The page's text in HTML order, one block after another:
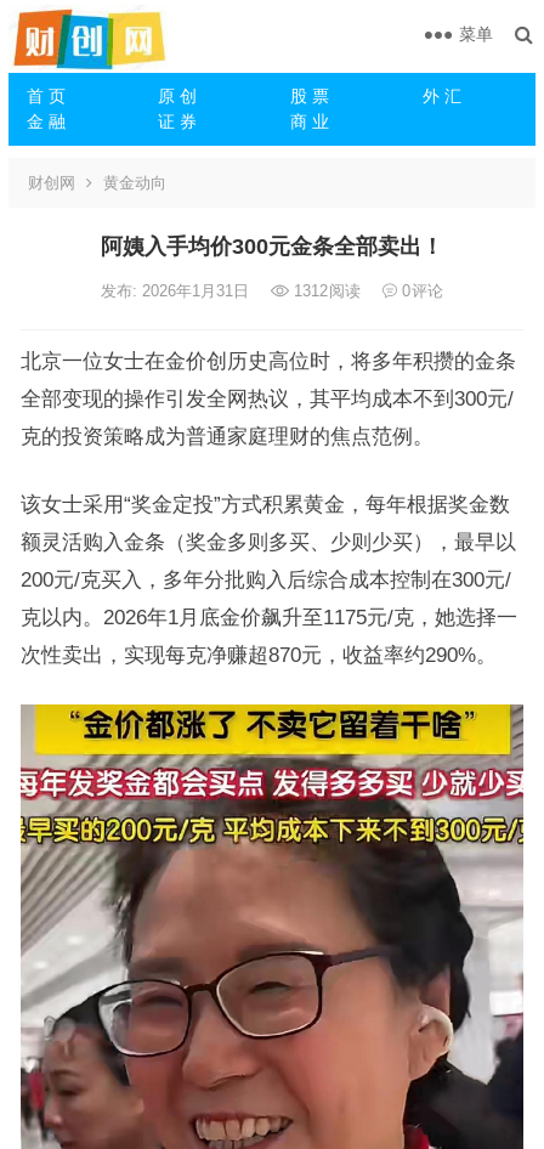
首 页 原 创 股 票
外 汇
金 融
证 券 商 业
菜单
财创网 黄金动向
阿姨入手均价300元金条全部卖出！
发布: 2026年1月31日 1312阅读 0评论
北京一位女士在金价创历史高位时，将多年积攒的金条
全部变现的操作引发全网热议，其平均成本不到300元/
克的投资策略成为普通家庭理财的焦点范例。
该女士采用“奖金定投”方式积累黄金，每年根据奖金数
额灵活购入金条（奖金多则多买、少则少买），最早以
200元/克买入，多年分批购入后综合成本控制在300元/
克以内。2026年1月底金价飙升至1175元/克，她选择一
次性卖出，实现每克净赚超870元，收益率约290%。